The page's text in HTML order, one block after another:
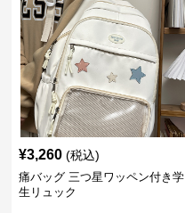
¥3,260 (税込)
痛バッグ 三つ星ワッペン付き学
生リュック